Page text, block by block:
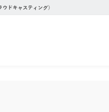
ドキャスティング）